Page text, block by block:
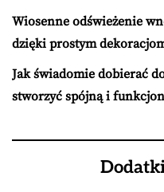
Wiosenne odświeżenie
dzięki prostym
Jak świadomie dobierać
stworzyć spójną i